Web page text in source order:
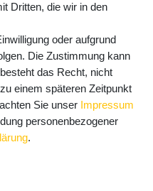
- Keine Angebote
dieDaten­schutz­erklärung
Dritten, die wir in den
oder aufgrund
Die Zustimmung kann
das Recht, nicht
einem späteren Zeitpunkt
Sie unser Impressum
personenbezogener
.